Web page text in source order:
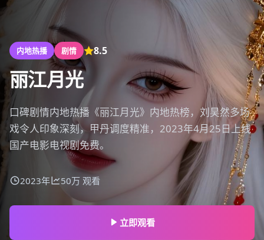
内地热播 剧情 8.5
丽江月光
口碑剧情内地热播《丽江月光》内地热榜，刘昊然多场
戏令人印象深刻，甲丹调度精准，2023年4月25日上线
国产电影电视剧免费。
2023年 50万 观看
立即观看